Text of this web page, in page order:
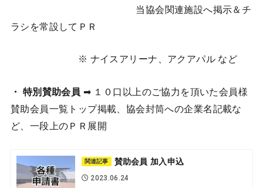
当協会関連施設へ掲示＆チ
ラシを常設してＰＲ
※ ナイスアリーナ、アクアパル など
・ 特別賛助会員 ➡ １０口以上のご協力を頂いた会員様
賛助会員一覧トップ掲載、協会封筒への企業名記載な
ど、一段上のＰＲ展開
関連記事 賛助会員 加入申込
2023.06.24